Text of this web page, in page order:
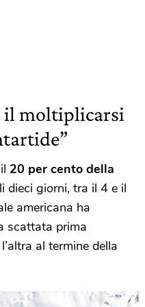
il moltiplicarsi
20 per cento della
dieci giorni, tra il 4 e il
americana ha
scattata prima
al termine della